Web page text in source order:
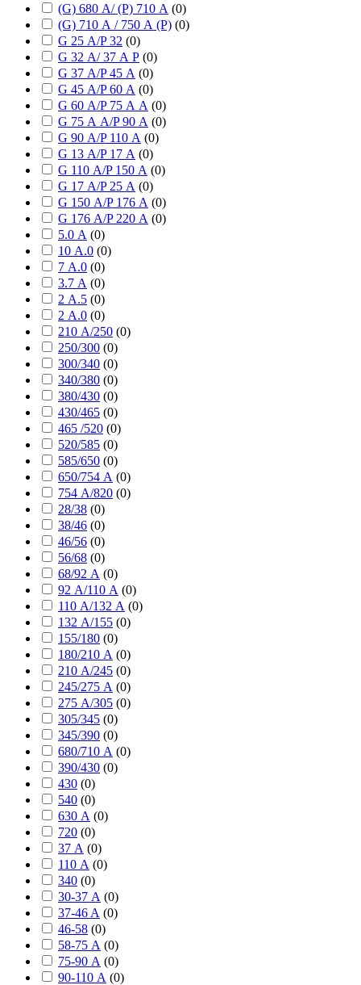
(G) 680 А/ (P) 710 А (0)
(G) 710 А / 750 А (P) (0)
G 25 А/P 32 (0)
G 32 А/ 37 А P (0)
G 37 А/P 45 А (0)
G 45 А/P 60 А (0)
G 60 А/P 75 А А (0)
G 75 А А/P 90 А (0)
G 90 А/P 110 А (0)
G 13 А/P 17 А (0)
G 110 А/P 150 А (0)
G 17 А/P 25 А (0)
G 150 А/P 176 А (0)
G 176 А/P 220 А (0)
5.0 А (0)
10 А.0 (0)
7 А.0 (0)
3.7 А (0)
2 А.5 (0)
2 А.0 (0)
210 А/250 (0)
250/300 (0)
300/340 (0)
340/380 (0)
380/430 (0)
430/465 (0)
465 /520 (0)
520/585 (0)
585/650 (0)
650/754 А (0)
754 А/820 (0)
28/38 (0)
38/46 (0)
46/56 (0)
56/68 (0)
68/92 А (0)
92 А/110 А (0)
110 А/132 А (0)
132 А/155 (0)
155/180 (0)
180/210 А (0)
210 А/245 (0)
245/275 А (0)
275 А/305 (0)
305/345 (0)
345/390 (0)
680/710 А (0)
390/430 (0)
430 (0)
540 (0)
630 А (0)
720 (0)
37 А (0)
110 А (0)
340 (0)
30-37 А (0)
37-46 A (0)
46-58 (0)
58-75 А (0)
75-90 А (0)
90-110 А (0)